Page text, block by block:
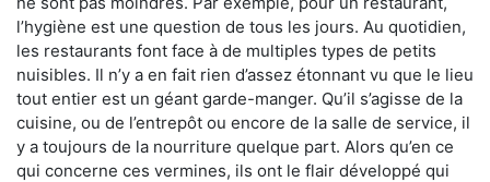
l’hygiène est une question de tous les jours. Au quotidien,
les restaurants font face à de multiples types de petits
nuisibles. Il n’y a en fait rien d’assez étonnant vu que le lieu
tout entier est un géant garde-manger. Qu’il s’agisse de la
cuisine, ou de l’entrepôt ou encore de la salle de service, il
y a toujours de la nourriture quelque part. Alors qu’en ce
qui concerne ces vermines, ils ont le flair développé qui